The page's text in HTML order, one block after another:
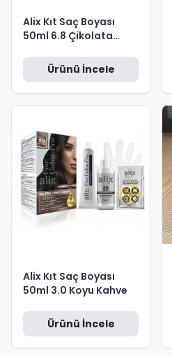
Alix Kıt Saç Boyası
50ml 6.8 Çikolata
Ürünü İncele
Alix Kıt Saç Boyası
50ml 3.0 Koyu Kahve
Ürünü İncele